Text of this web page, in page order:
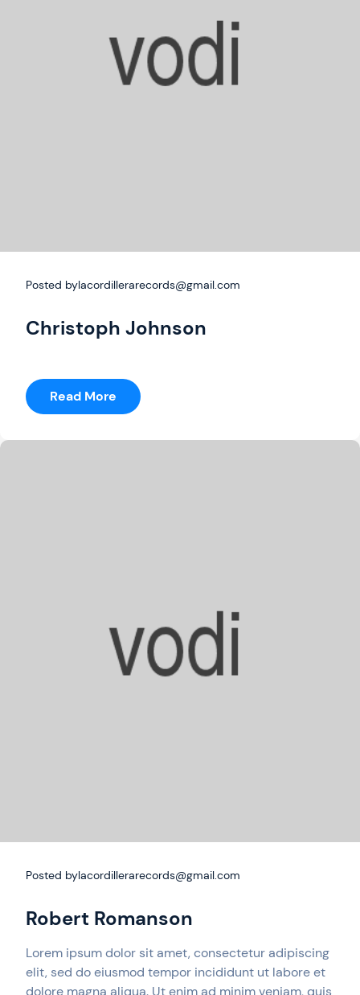
Posted bylacordillerarecords@gmail.com
Christoph Johnson
Read More
Christoph
Posted bylacordillerarecords@gmail.com
Robert Romanson
Lorem ipsum dolor sit amet, consectetur adipiscing
elit, sed do eiusmod tempor incididunt ut labore et
dolore magna aliqua. Ut enim ad minim veniam, quis